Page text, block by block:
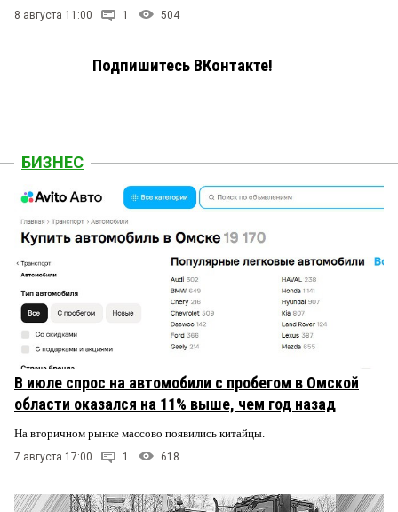
8 августа 11:00 1 504
Подпишитесь ВКонтакте!
БИЗНЕС
В июле спрос на автомобили с пробегом в Омской
области оказался на 11% выше, чем год назад
На вторичном рынке массово появились китайцы.
7 августа 17:00 1 618